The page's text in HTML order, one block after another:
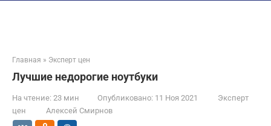
Главная » Эксперт цен
Лучшие недорогие ноутбуки
На чтение: 23 мин Опубликовано: 11 Ноя 2021
Эксперт
цен
Алексей Смирнов